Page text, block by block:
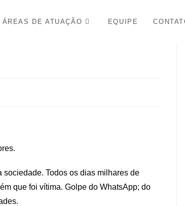
ÁREAS DE ATUAÇÃO EQUIPE
sociedade. Todos os dias milhares de
que foi vítima. Golpe do WhatsApp; do